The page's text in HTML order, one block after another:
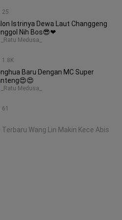
25
Istrinya Dewa Laut Changgeng
Nih Bos😎❤
1.8K
_Ratu Medusa_
Baru Dengan MC Super
61
_Ratu Medusa_
Terbaru Wang Lin Makin Kece Abis